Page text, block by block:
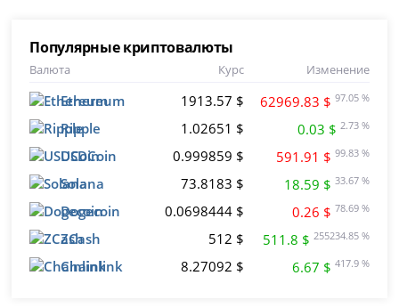
Популярные криптовалюты
Валюта Курс Изменение
Ethereum 1913.57 $ 62969.83 $ 97.05 %
Ripple 1.02651 $ 0.03 $ 2.73 %
USDCoin 0.999859 $ 591.91 $ 99.83 %
Solana 73.8183 $ 18.59 $ 33.67 %
Dogecoin 0.0698444 $ 0.26 $ 78.69 %
ZCash 512 $ 511.8 $ 255234.85 %
Chainlink 8.27092 $ 6.67 $ 417.9 %